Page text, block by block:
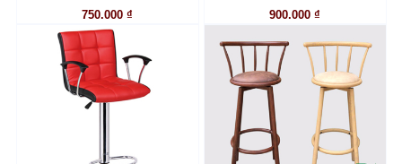
750.000 ₫
900.000 ₫